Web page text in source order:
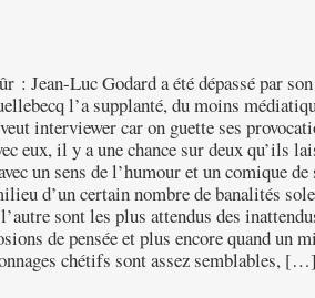
: Jean-Luc Godard a été dépassé par
l’a supplanté, du moins
interviewer car on guette ses
eux, il y a une chance sur deux qu’ils
un sens de l’humour et un comique
d’un certain nombre de banalités
l’autre sont les plus attendus des
de pensée et plus encore quand un
chétifs sont assez semblables,